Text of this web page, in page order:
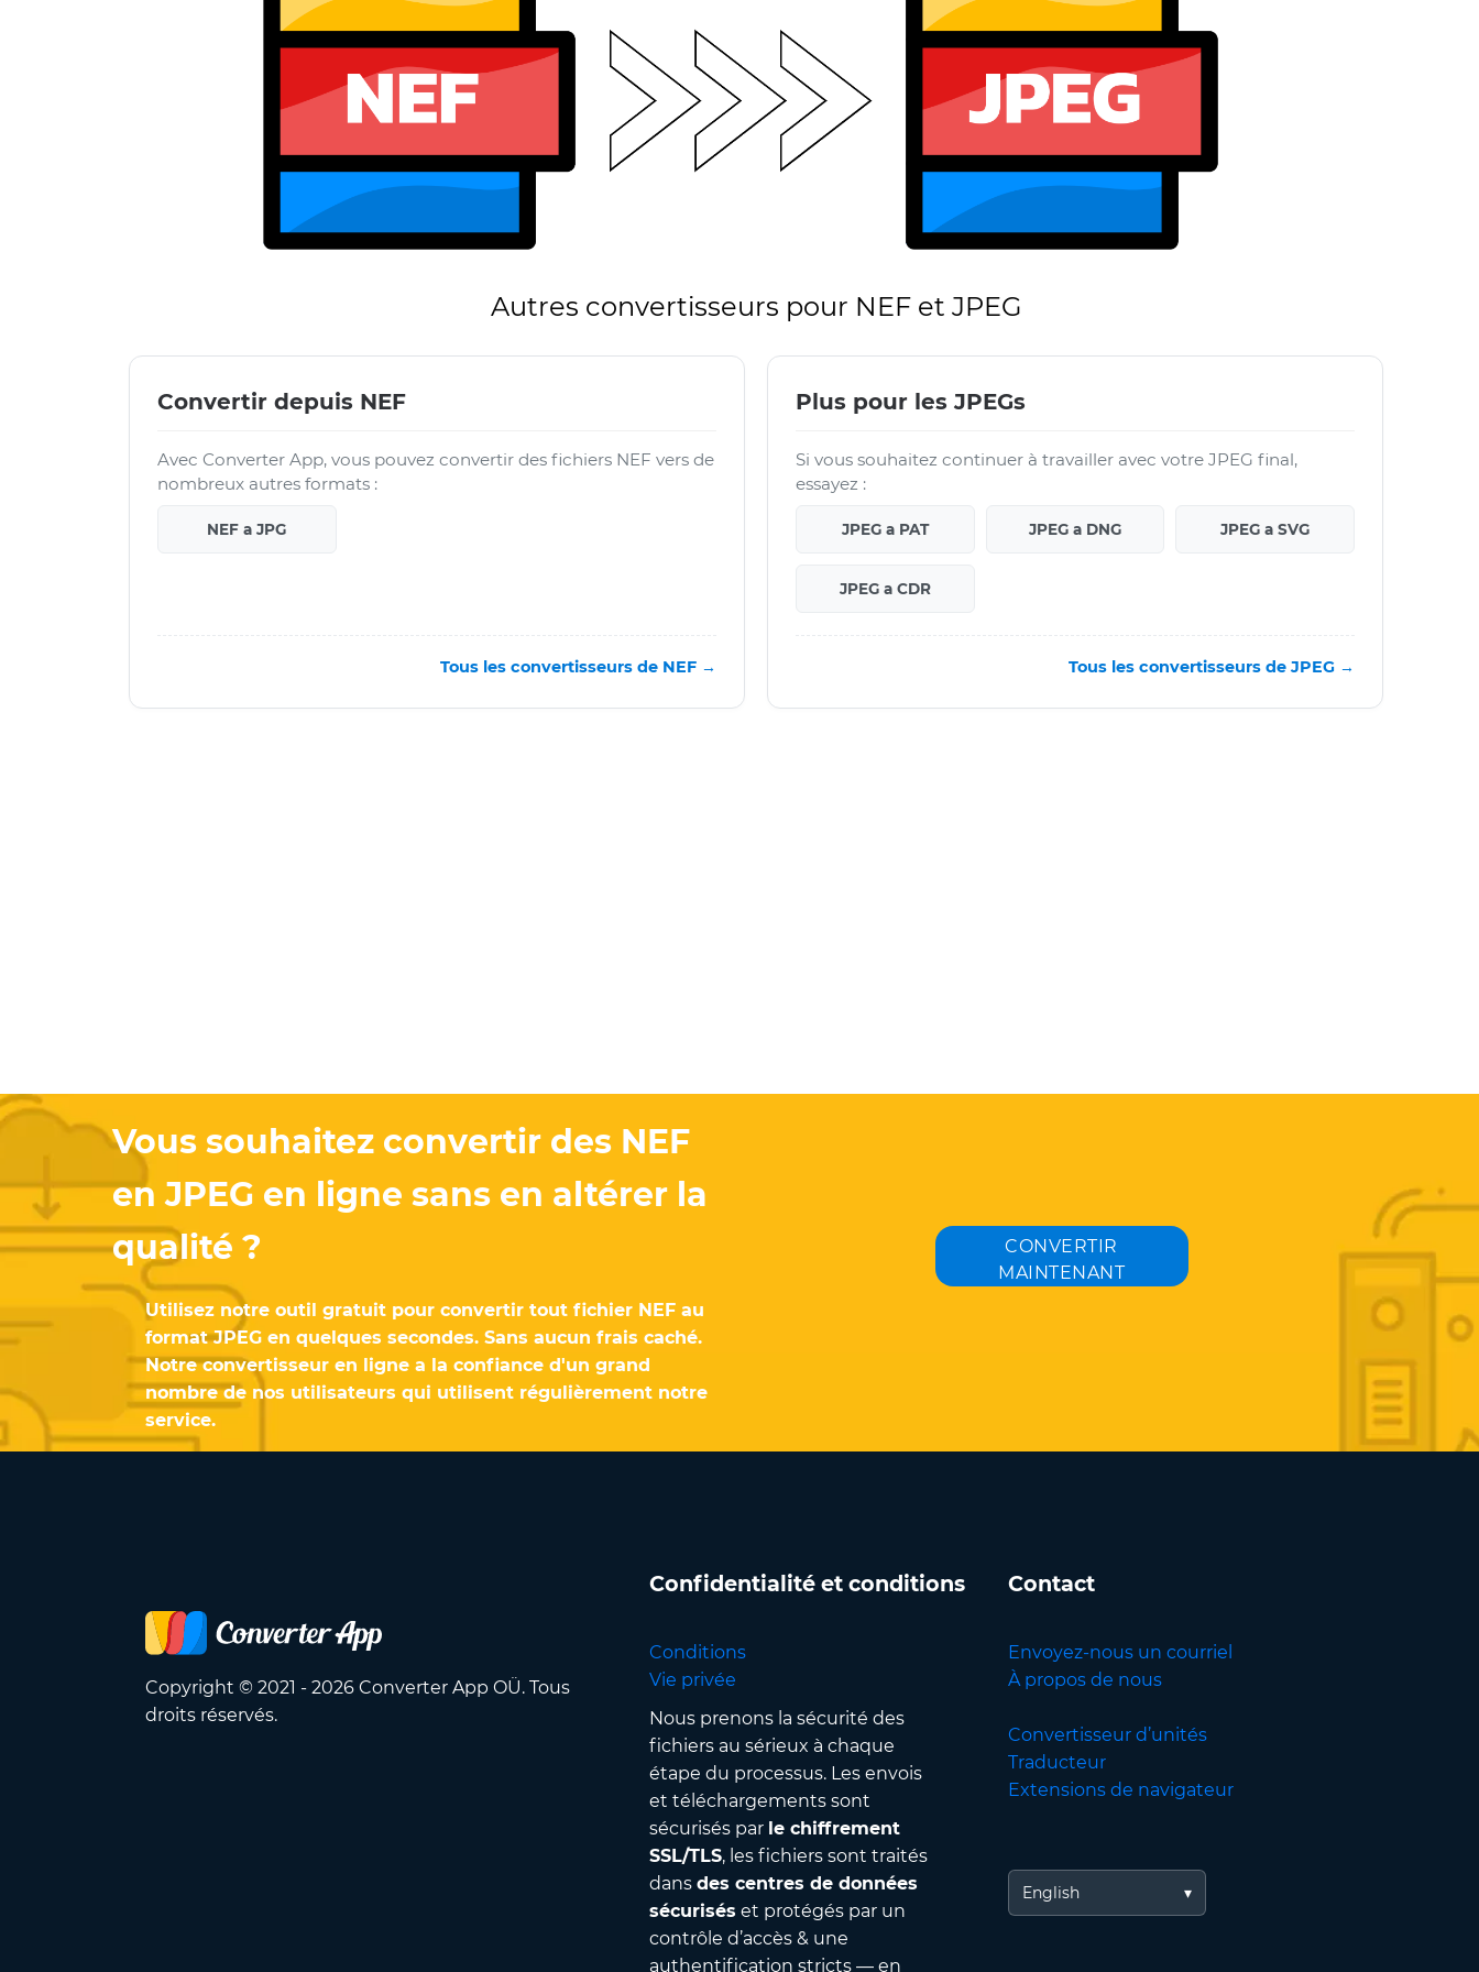
Autres convertisseurs pour NEF et JPEG
Convertir depuis NEF
Avec Converter App, vous pouvez convertir des fichiers NEF vers de
nombreux autres formats :
NEF a JPG
Tous les convertisseurs de NEF →
Plus pour les JPEGs
Si vous souhaitez continuer à travailler avec votre JPEG final,
essayez :
JPEG a PAT JPEG a DNG JPEG a SVG
JPEG a CDR
Tous les convertisseurs de JPEG →
Vous souhaitez convertir des NEF
en JPEG en ligne sans en altérer la
qualité ?
Utilisez notre outil gratuit pour convertir tout fichier NEF au
format JPEG en quelques secondes. Sans aucun frais caché.
Notre convertisseur en ligne a la confiance d'un grand
nombre de nos utilisateurs qui utilisent régulièrement notre
service.
CONVERTIR
MAINTENANT
Copyright © 2021 - 2026 Converter App OÜ. Tous
droits réservés.
Confidentialité et conditions
Conditions
Vie privée
Nous prenons la sécurité des
fichiers au sérieux à chaque
étape du processus. Les envois
et téléchargements sont
sécurisés par le chiffrement
SSL/TLS, les fichiers sont traités
dans des centres de données
sécurisés et protégés par un
contrôle d’accès & une
authentification stricts — en
Contact
Envoyez-nous un courriel
À propos de nous
Convertisseur d’unités
Traducteur
Extensions de navigateur
English